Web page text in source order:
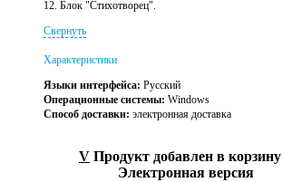
12. Блок "Стихотворец".
Свернуть
Характеристики
Языки интерфейса: Русский
Операционные системы: Windows
Способ доставки: электронная доставка
V Продукт добавлен в корзину
Электронная версия